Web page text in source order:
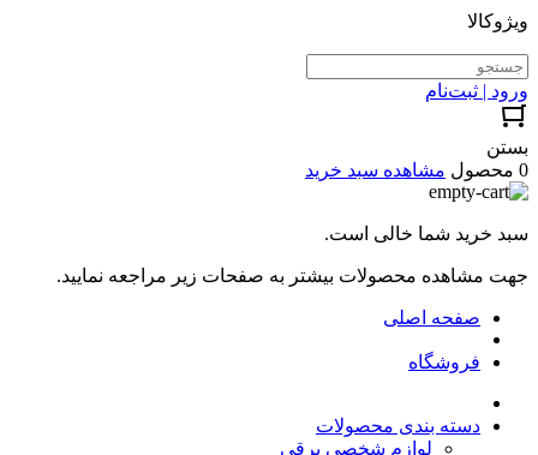
ویژوکالا
ورود | ثبت‌نام
بستن
0 محصول
مشاهده سبد خرید
سبد خرید شما خالی است.
جهت مشاهده محصولات بیشتر به صفحات زیر مراجعه نمایید.
صفحه اصلی
فروشگاه
دسته بندی محصولات
لوازم شخصی برقی